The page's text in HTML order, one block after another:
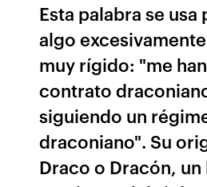
Esta palabra se
algo
muy rígido: "me
contrato
siguiendo un
draconiano". Su
Draco o Dracón,